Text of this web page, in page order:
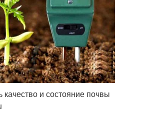
и состояние почвы